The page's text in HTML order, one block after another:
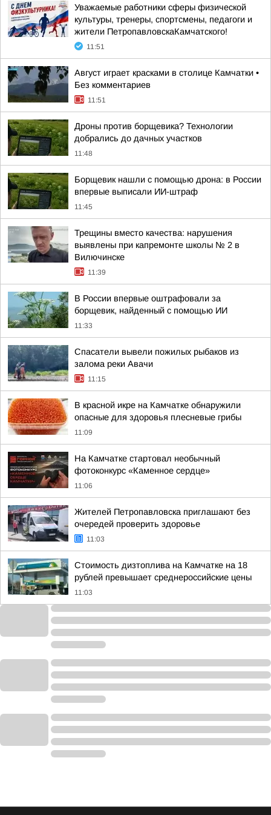
Уважаемые работники сферы физической
культуры, тренеры, спортсмены, педагоги и
жители ПетропавловскаКамчатского!
11:51
Август играет красками в столице Камчатки •
Без комментариев
11:51
Дроны против борщевика? Технологии
добрались до дачных участков
11:48
Борщевик нашли с помощью дрона: в России
впервые выписали ИИ-штраф
11:45
Трещины вместо качества: нарушения
выявлены при капремонте школы № 2 в
Вилючинске
11:39
В России впервые оштрафовали за
борщевик, найденный с помощью ИИ
11:33
Спасатели вывели пожилых рыбаков из
залома реки Авачи
11:15
В красной икре на Камчатке обнаружили
опасные для здоровья плесневые грибы
11:09
На Камчатке стартовал необычный
фотоконкурс «Каменное сердце»
11:06
Жителей Петропавловска приглашают без
очередей проверить здоровье
11:03
Стоимость дизтоплива на Камчатке на 18
рублей превышает среднероссийские цены
11:03